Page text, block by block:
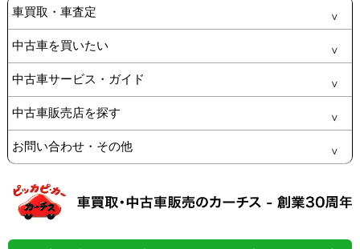
車買取・車査定
中古車を買いたい
中古車サービス・ガイド
中古車販売店を探す
お問い合わせ・その他